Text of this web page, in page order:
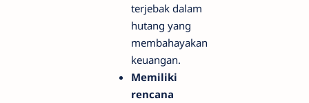
terjebak dalam
hutang yang
membahayakan
keuangan.
Memiliki
rencana